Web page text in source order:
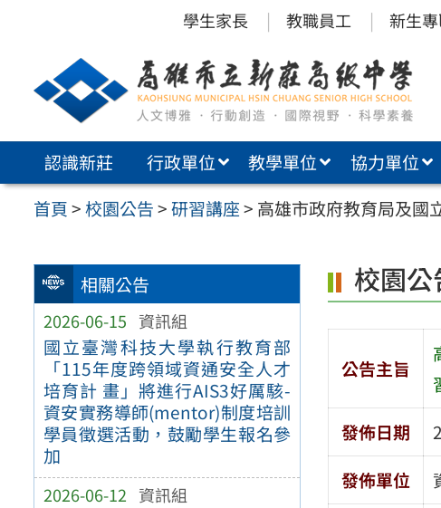
內
學生家長 教職員工 新生
認識新莊 行政單位 教學單位 協力單位
首頁>校園公告>研習講座> 高雄市政府教育局及國
相關公告
2026-06-15 資訊組
國立臺灣科技大學執行教育部
「115年度跨領域資通安全人才
培育計 畫」將進行AIS3好厲駭-
資安實務導師(mentor)制度培訓
學員徵選活動，鼓勵學生報名參
加
2026-06-12 資訊組
校園公
公告主旨
發佈日期
發佈單位